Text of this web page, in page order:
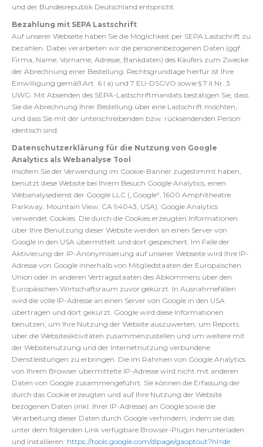
und der Bundesrepublik Deutschland entspricht.
Bezahlung mit SEPA Lastschrift
Auf unserer Webseite haben Sie die Möglichkeit per SEPA Lastschrift zu
bezahlen. Dabei verarbeiten wir die personenbezogenen Daten (ggf.
Firma, Name, Vorname, Adresse, Bankdaten) des Käufers zum Zwecke
der Abrechnung einer Bestellung. Rechtsgrundlage hierfür ist Ihre
Einwilligung gemäß Art. 6 I a) und 7 EU-DSGVO sowie § 7 II Nr. 3
UWG. Mit Absenden des SEPA-Lastschriftmandats bestätigen Sie, dass
Sie die Abrechnung Ihrer Bestellung über eine Lastschrift möchten,
und dass Sie mit der unterschreibenden bzw. rücksendenden Person
identisch sind.
Datenschutzerklärung für die Nutzung von Google
Analytics als Webanalyse Tool
Insofern Sie der Verwendung im Cookie-Banner zugestimmt haben,
benutzt diese Website bei Ihrem Besuch Google Analytics, einen
Webanalysedienst der Google LLC („Google“, 1600 Amphitheatre
Parkway, Mountain View, CA 94043, USA). Google Analytics
verwendet Cookies. Die durch die Cookies erzeugten Informationen
über Ihre Benutzung dieser Website werden an einen Server von
Google in den USA übermittelt und dort gespeichert. Im Falle der
Aktivierung der IP-Anonymisierung auf unserer Webseite wird Ihre IP-
Adresse von Google innerhalb von Mitgliedstaaten der Europäischen
Union oder in anderen Vertragsstaaten des Abkommens über den
Europäischen Wirtschaftsraum zuvor gekürzt. In Ausnahmefällen
wird die volle IP-Adresse an einen Server von Google in den USA
übertragen und dort gekürzt. Google wird diese Informationen
benutzen, um Ihre Nutzung der Website auszuwerten, um Reports
über die Websiteaktivitäten zusammenzustellen und um weitere mit
der Websitenutzung und der Internetnutzung verbundene
Dienstleistungen zu erbringen. Die im Rahmen von Google Analytics
von Ihrem Browser übermittelte IP-Adresse wird nicht mit anderen
Daten von Google zusammengeführt. Sie können die Erfassung der
durch das Cookie erzeugten und auf Ihre Nutzung der Website
bezogenen Daten (inkl. Ihrer IP-Adresse) an Google sowie die
Verarbeitung dieser Daten durch Google verhindern, indem sie das
unter dem folgenden Link verfügbare Browser-Plugin herunterladen
und installieren: https://tools.google.com/dlpage/gaoptout?hl=de